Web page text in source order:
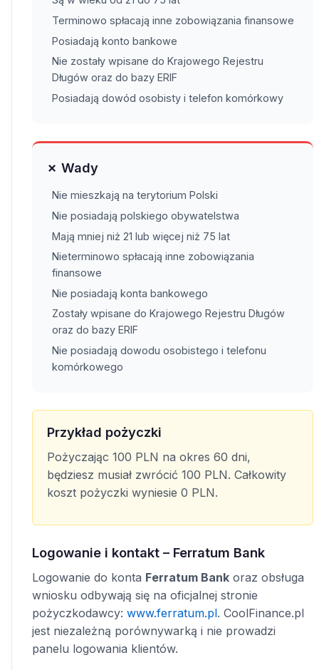
Terminowo spłacają inne zobowiązania finansowe
Posiadają konto bankowe
Nie zostały wpisane do Krajowego Rejestru
Długów oraz do bazy ERIF
Posiadają dowód osobisty i telefon komórkowy
✗ Wady
Nie mieszkają na terytorium Polski
Nie posiadają polskiego obywatelstwa
Mają mniej niż 21 lub więcej niż 75 lat
Nieterminowo spłacają inne zobowiązania
finansowe
Nie posiadają konta bankowego
Zostały wpisane do Krajowego Rejestru Długów
oraz do bazy ERIF
Nie posiadają dowodu osobistego i telefonu
komórkowego
Przykład pożyczki
Pożyczając 100 PLN na okres 60 dni,
będziesz musiał zwrócić 100 PLN. Całkowity
koszt pożyczki wyniesie 0 PLN.
Logowanie i kontakt – Ferratum Bank
Logowanie do konta Ferratum Bank oraz obsługa
wniosku odbywają się na oficjalnej stronie
pożyczkodawcy: www.ferratum.pl. CoolFinance.pl
jest niezależną porównywarką i nie prowadzi
panelu logowania klientów.